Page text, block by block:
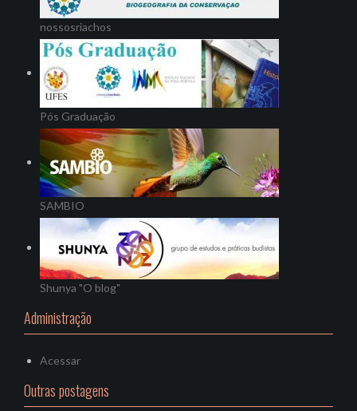
nossosriachos
Pós Graduação
SAMBIO
Shunya "O blog"
Administração
Acessar
Outras postagens